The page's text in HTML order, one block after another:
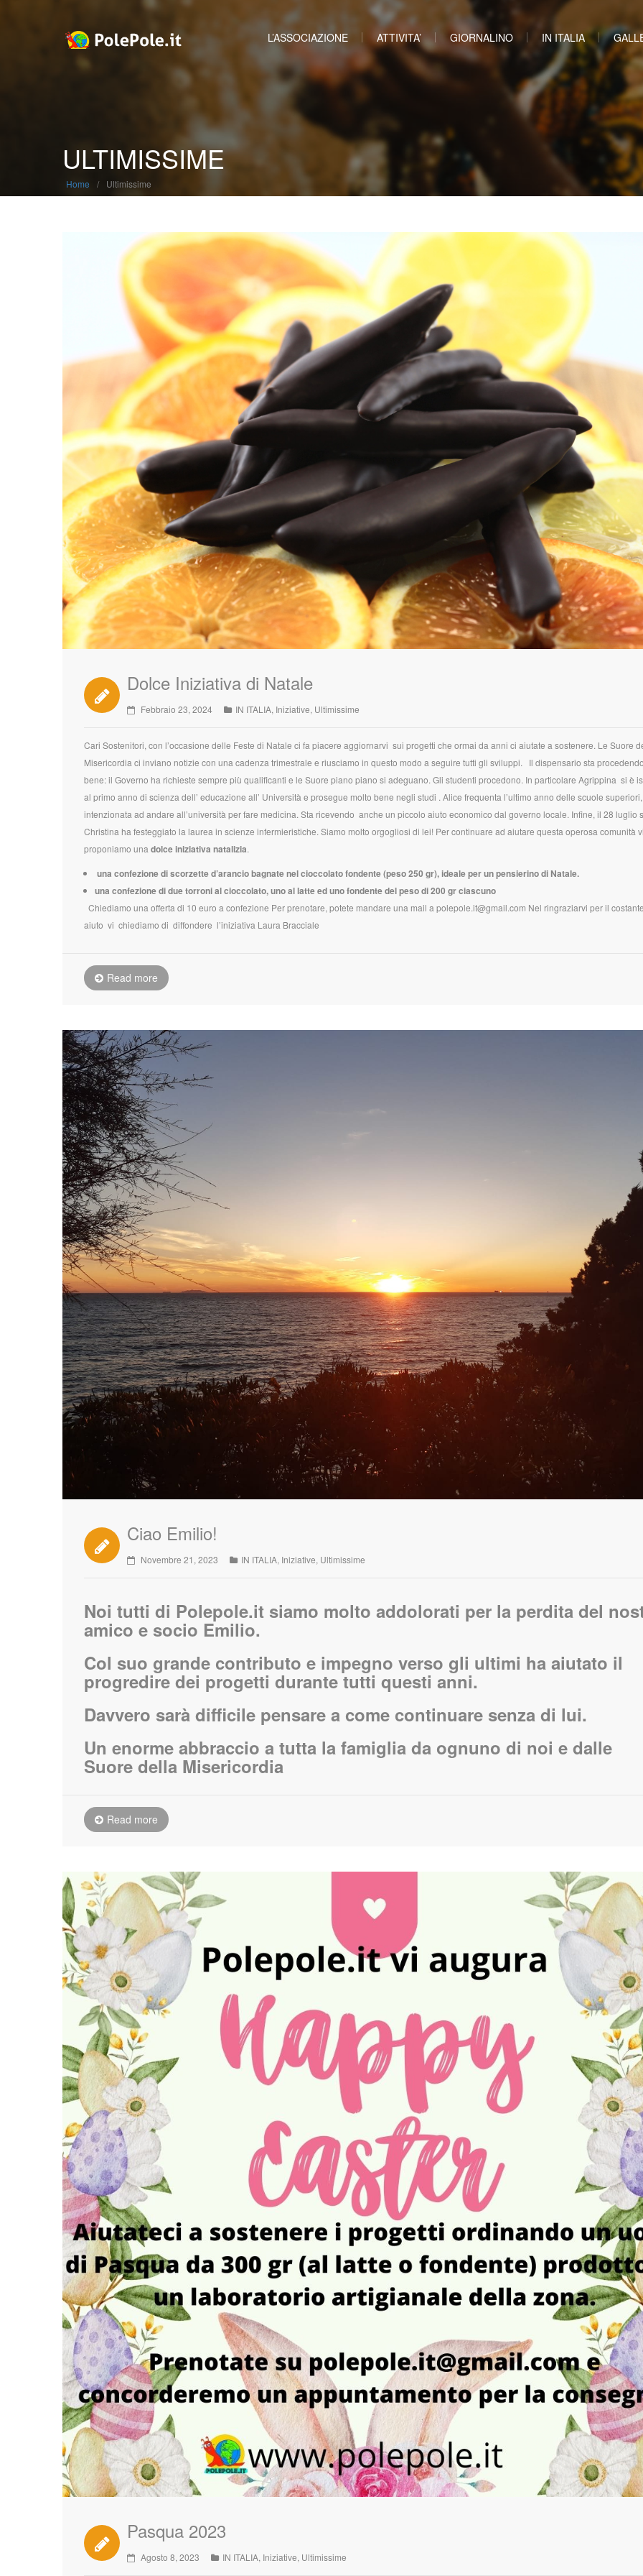
L’ASSOCIAZIONE ATTIVITA’ GIORNALINO IN ITALIA
ULTIMISSIME
Home / Ultimissime
Dolce Iniziativa di Natale
Febbraio 23, 2024 IN ITALIA, Iniziative, Ultimissime
Cari Sostenitori, con l’occasione delle Feste di Natale ci fa piacere aggiornarvi sui progetti che ormai da anni ci aiutate a sostenere. Le Suore
Misericordia ci inviano notizie con una cadenza trimestrale e riusciamo in questo modo a seguire tutti gli sviluppi. Il dispensario sta
bene: il Governo ha richieste sempre più qualificanti e le Suore piano piano si adeguano. Gli studenti procedono. In particolare Agrippina si è
al primo anno di scienza dell’ educazione all’ Università e prosegue molto bene negli studi . Alice frequenta l’ultimo anno delle scuole superiori,
intenzionata ad andare all’università per fare medicina. Sta ricevendo anche un piccolo aiuto economico dal governo locale. Infine, il 28 luglio
Christina ha festeggiato la laurea in scienze infermieristiche. Siamo molto orgogliosi di lei! Per continuare ad aiutare questa operosa comunità
proponiamo una dolce iniziativa natalizia.
una confezione di scorzette d’arancio bagnate nel cioccolato fondente (peso 250 gr), ideale per un pensierino di Natale.
una confezione di due torroni al cioccolato, uno al latte ed uno fondente del peso di 200 gr ciascuno
Chiediamo una offerta di 10 euro a confezione Per prenotare, potete mandare una mail a polepole.it@gmail.com Nel ringraziarvi per il
aiuto vi chiediamo di diffondere l’iniziativa Laura Bracciale
Read more
Ciao Emilio!
Novembre 21, 2023 IN ITALIA, Iniziative, Ultimissime
Noi tutti di Polepole.it siamo molto addolorati per la perdita del
amico e socio Emilio.
Col suo grande contributo e impegno verso gli ultimi ha aiutato il
progredire dei progetti durante tutti questi anni.
Davvero sarà difficile pensare a come continuare senza di lui.
Un enorme abbraccio a tutta la famiglia da ognuno di noi e dalle
Suore della Misericordia
Read more
Pasqua 2023
Agosto 8, 2023 IN ITALIA, Iniziative, Ultimissime